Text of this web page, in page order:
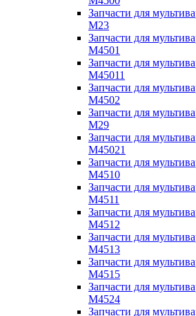
Запчасти для
M23
Запчасти для
M4501
Запчасти для
M45011
Запчасти для
M4502
Запчасти для
M29
Запчасти для
M45021
Запчасти для
M4510
Запчасти для
M4511
Запчасти для
M4512
Запчасти для
M4513
Запчасти для
M4515
Запчасти для
M4524
Запчасти для